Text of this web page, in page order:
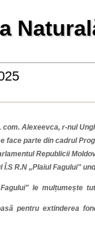
com. Alexeevca, r-nul
parte din cadrul
Republicii
R.N „Plaiul Fagului"
le mulțumește
pentru extinderea